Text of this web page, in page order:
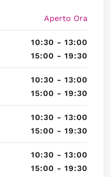
Aperto Ora
10:30 - 13:00
15:00 - 19:30
10:30 - 13:00
15:00 - 19:30
10:30 - 13:00
15:00 - 19:30
10:30 - 13:00
15:00 - 19:30